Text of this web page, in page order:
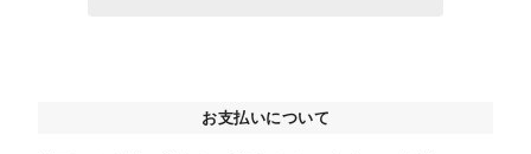
お支払いについて